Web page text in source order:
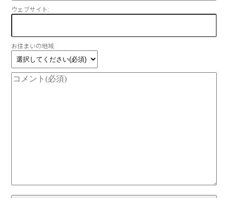
ウェブサイト:
お住まいの地域